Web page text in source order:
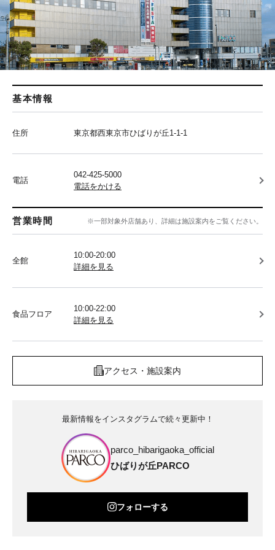
基本情報
住所 東京都西東京市ひばりが丘1-1-1
電話
042-425-5000
電話をかける
営業時間 ※一部対象外店舗あり、詳細は施設案内をご覧ください。
全館
10:00-20:00
詳細を見る
食品フロア
10:00-22:00
詳細を見る
アクセス・施設案内
最新情報をインスタグラムで続々更新中！
parco_hibarigaoka_official
ひばりが丘PARCO
フォローする